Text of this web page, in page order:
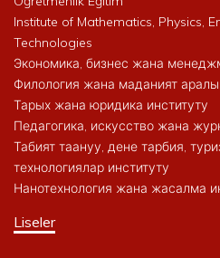
Institute of Mathematics, Physics,
Technologies
Экономика, бизнес жана
Филология жана маданият
Тарых жана юридика институту
Педагогика, искусство жана
Табият таануу, дене тарбия,
технологиялар институту
Нанотехнология жана жасалма
Liseler